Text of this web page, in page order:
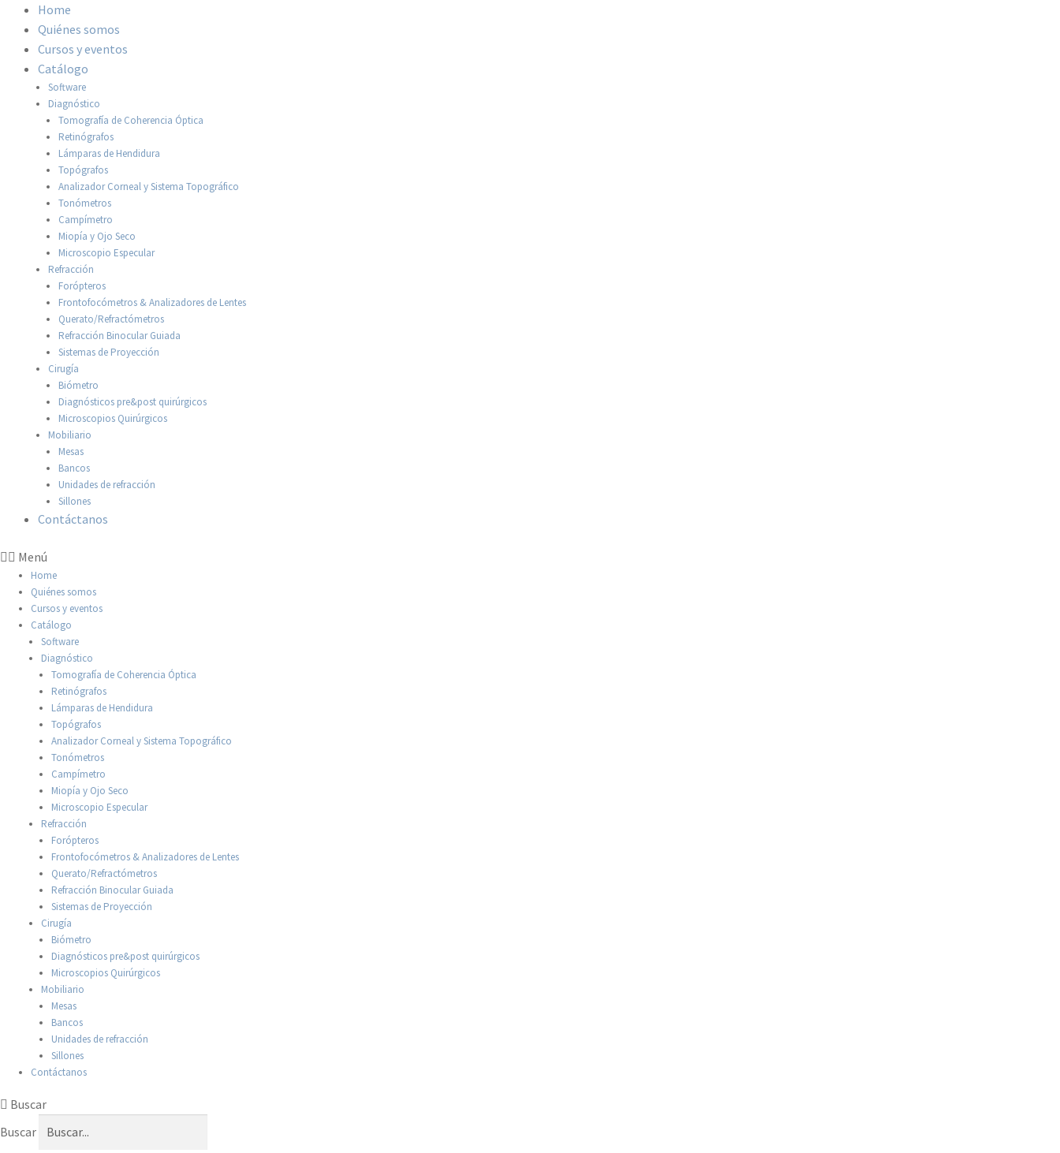
Home
Quiénes somos
Cursos y eventos
Catálogo
Software
Diagnóstico
Tomografía de Coherencia Óptica
Retinógrafos
Lámparas de Hendidura
Topógrafos
Analizador Corneal y Sistema Topográfico
Tonómetros
Campímetro
Miopía y Ojo Seco
Microscopio Especular
Refracción
Forópteros
Frontofocómetros & Analizadores de Lentes
Querato/Refractómetros
Refracción Binocular Guiada
Sistemas de Proyección
Cirugía
Biómetro
Diagnósticos pre&post quirúrgicos
Microscopios Quirúrgicos
Mobiliario
Mesas
Bancos
Unidades de refracción
Sillones
Contáctanos
Menú
Home
Quiénes somos
Cursos y eventos
Catálogo
Software
Diagnóstico
Tomografía de Coherencia Óptica
Retinógrafos
Lámparas de Hendidura
Topógrafos
Analizador Corneal y Sistema Topográfico
Tonómetros
Campímetro
Miopía y Ojo Seco
Microscopio Especular
Refracción
Forópteros
Frontofocómetros & Analizadores de Lentes
Querato/Refractómetros
Refracción Binocular Guiada
Sistemas de Proyección
Cirugía
Biómetro
Diagnósticos pre&post quirúrgicos
Microscopios Quirúrgicos
Mobiliario
Mesas
Bancos
Unidades de refracción
Sillones
Contáctanos
Buscar
Buscar